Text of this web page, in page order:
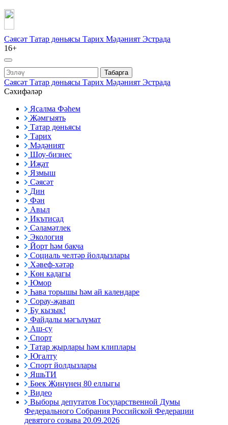
Сәясәт Татар дөньясы Тарих Мәдәният Эстрада
16+
Табарга
Сәясәт Татар дөньясы Тарих Мәдәният Эстрада
Сәхифәләр
Ясалма Фәһем
Җәмгыять
Татар дөньясы
Тарих
Мәдәният
Шоу-бизнес
Иҗат
Язмыш
Сәясәт
Дин
Фән
Авыл
Икътисад
Сәламәтлек
Экология
Йорт һәм бакча
Социаль челтәр йолдызлары
Хәвеф-хәтәр
Көн кадагы
Юмор
Һава торышы һәм ай календаре
Сорау-җавап
Бу кызык!
Файдалы мәгълүмат
Аш-су
Спорт
Татар җырлары һәм клиплары
Югалту
Спорт йолдызлары
ЯшьТИ
Бөек Җиңүнең 80 еллыгы
Видео
Выборы депутатов Государственной Думы
Федерального Собрания Российской Федерации
девятого созыва 20.09.2026